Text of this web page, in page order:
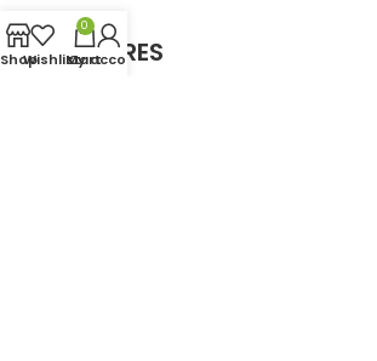
OUR STORES
ShopWishlist
0
Cart
My account